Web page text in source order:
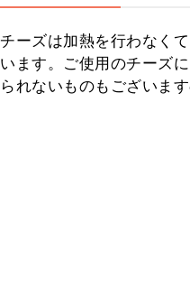
チーズは加熱を行わなく
います。ご使用のチーズ
られないものもございま